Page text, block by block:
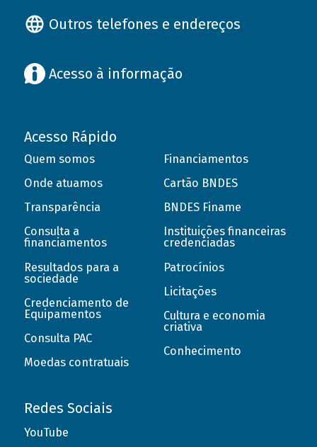
Outros telefones e endereços
Acesso à informação
Acesso Rápido
Quem somos
Onde atuamos
Transparência
Consulta a
financiamentos
Resultados para a
sociedade
Credenciamento de
Equipamentos
Consulta PAC
Moedas contratuais
Financiamentos
Cartão BNDES
BNDES Finame
Instituições financeiras
credenciadas
Patrocínios
Licitações
Cultura e economia
criativa
Conhecimento
Redes Sociais
YouTube